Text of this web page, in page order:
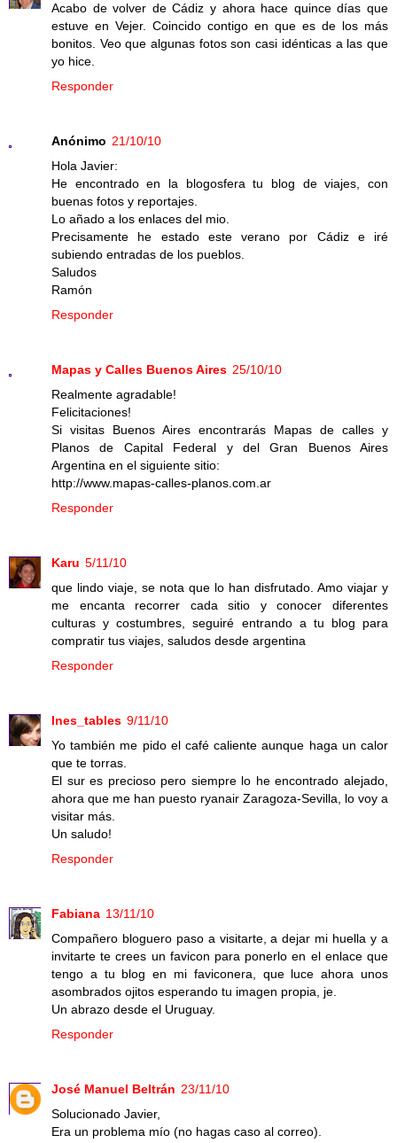
Acabo de volver de Cádiz y ahora hace quince días que
estuve en Vejer. Coincido contigo en que es de los más
bonitos. Veo que algunas fotos son casi idénticas a las que
yo hice.
Responder
Anónimo 21/10/10
Hola Javier:
He encontrado en la blogosfera tu blog de viajes, con
buenas fotos y reportajes.
Lo añado a los enlaces del mio.
Precisamente he estado este verano por Cádiz e iré
subiendo entradas de los pueblos.
Saludos
Ramón
Responder
Mapas y Calles Buenos Aires 25/10/10
Realmente agradable!
Felicitaciones!
Si visitas Buenos Aires encontrarás Mapas de calles y
Planos de Capital Federal y del Gran Buenos Aires
Argentina en el siguiente sitio:
http://www.mapas-calles-planos.com.ar
Responder
Karu 5/11/10
que lindo viaje, se nota que lo han disfrutado. Amo viajar y
me encanta recorrer cada sitio y conocer diferentes
culturas y costumbres, seguiré entrando a tu blog para
compratir tus viajes, saludos desde argentina
Responder
Ines_tables 9/11/10
Yo también me pido el café caliente aunque haga un calor
que te torras.
El sur es precioso pero siempre lo he encontrado alejado,
ahora que me han puesto ryanair Zaragoza-Sevilla, lo voy a
visitar más.
Un saludo!
Responder
Fabiana 13/11/10
Compañero bloguero paso a visitarte, a dejar mi huella y a
invitarte te crees un favicon para ponerlo en el enlace que
tengo a tu blog en mi faviconera, que luce ahora unos
asombrados ojitos esperando tu imagen propia, je.
Un abrazo desde el Uruguay.
Responder
José Manuel Beltrán 23/11/10
Solucionado Javier,
Era un problema mío (no hagas caso al correo).